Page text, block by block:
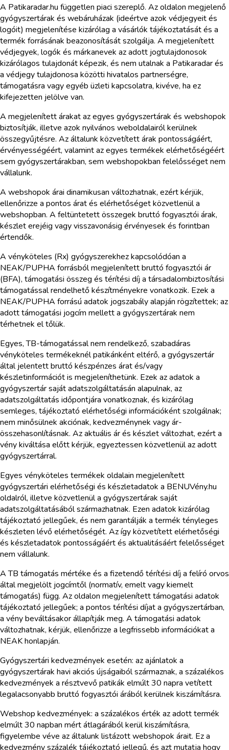
A Patikaradar.hu független piaci szereplő. Az oldalon megjelenő
gyógyszertárak és webáruházak (ideértve azok védjegyeit és
logóit) megjelenítése kizárólag a vásárlók tájékoztatását és a
termék forrásának beazonosítását szolgálja. A megjelenített
védjegyek, logók és márkanevek az adott jogtulajdonosok
kizárólagos tulajdonát képezik, és nem utalnak a Patikaradar és
a védjegy tulajdonosa közötti hivatalos partnerségre,
támogatásra vagy egyéb üzleti kapcsolatra, kivéve, ha ez
kifejezetten jelölve van.
A megjelenített árakat az egyes gyógyszertárak és webshopok
biztosítják, illetve azok nyilvános weboldalairól kerülnek
összegyűjtésre. Az általunk közvetített árak pontosságáért,
érvényességéért, valamint az egyes termékek elérhetőségéért
sem gyógyszertárakban, sem webshopokban felelősséget nem
vállalunk.
A webshopok árai dinamikusan változhatnak, ezért kérjük,
ellenőrizze a pontos árat és elérhetőséget közvetlenül a
webshopban. A feltüntetett összegek bruttó fogyasztói árak,
készlet erejéig vagy visszavonásig érvényesek és forintban
értendők.
A vényköteles (Rx) gyógyszerekhez kapcsolódóan a
NEAK/PUPHA forrásból megjelenített bruttó fogyasztói ár
(BFA), támogatási összeg és térítési díj a társadalombiztosítási
támogatással rendelhető készítményekre vonatkozik. Ezek a
NEAK/PUPHA forrású adatok jogszabály alapján rögzítettek; az
adott támogatási jogcím mellett a gyógyszertárak nem
térhetnek el tőlük.
Egyes, TB-támogatással nem rendelkező, szabadáras
vényköteles termékeknél patikánként eltérő, a gyógyszertár
által jelentett bruttó készpénzes árat és/vagy
készletinformációt is megjeleníthetünk. Ezek az adatok a
gyógyszertár saját adatszolgáltatásán alapulnak, az
adatszolgáltatás időpontjára vonatkoznak, és kizárólag
semleges, tájékoztató elérhetőségi információként szolgálnak;
nem minősülnek akciónak, kedvezménynek vagy ár-
összehasonlításnak. Az aktuális ár és készlet változhat, ezért a
vény kiváltása előtt kérjük, egyeztessen közvetlenül az adott
gyógyszertárral.
Egyes vényköteles termékek oldalain megjelenített
gyógyszertári elérhetőségi és készletadatok a BENUVény.hu
oldalról, illetve közvetlenül a gyógyszertárak saját
adatszolgáltatásából származhatnak. Ezen adatok kizárólag
tájékoztató jellegűek, és nem garantálják a termék tényleges
készleten lévő elérhetőségét. Az így közvetített elérhetőségi
és készletadatok pontosságáért és aktualitásáért felelősséget
nem vállalunk.
A TB támogatás mértéke és a fizetendő térítési díj a felíró orvos
által megjelölt jogcímtől (normatív, emelt vagy kiemelt
támogatás) függ. Az oldalon megjelenített támogatási adatok
tájékoztató jellegűek; a pontos térítési díjat a gyógyszertárban,
a vény beváltásakor állapítják meg. A támogatási adatok
változhatnak, kérjük, ellenőrizze a legfrissebb információkat a
NEAK honlapján.
Gyógyszertári kedvezmények esetén: az ajánlatok a
gyógyszertárak havi akciós újságaiból származnak, a százalékos
kedvezmények a résztvevő patikák elmúlt 30 napra vetített
legalacsonyabb bruttó fogyasztói árából kerülnek kiszámításra.
Webshop kedvezmények: a százalékos érték az adott termék
elmúlt 30 napban mért átlagárából kerül kiszámításra,
figyelembe véve az általunk listázott webshopok árait. Ez a
kedvezmény százalék tájékoztató jellegű, és azt mutatja hogy